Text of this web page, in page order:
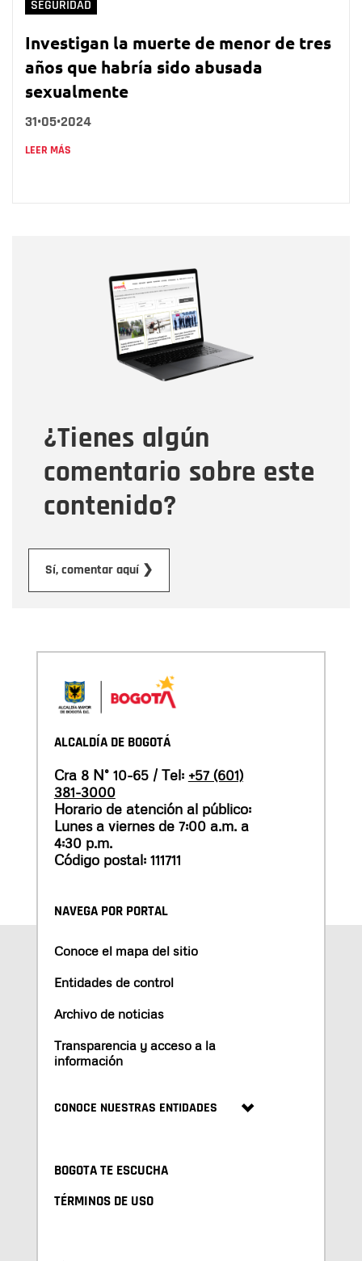
SEGURIDAD
Investigan la muerte de menor de tres
años que habría sido abusada
sexualmente
31•05•2024
LEER MÁS
¿Tienes algún
comentario sobre este
contenido?
Sí, comentar aquí ❯
Correo electrónico
Tipo de comentario
Mensaje
ALCALDÍA DE BOGOTÁ
Cra 8 N° 10-65 / Tel: +57 (601)
381-3000
Horario de atención al público:
Lunes a viernes de 7:00 a.m. a
4:30 p.m.
Código postal: 111711
NAVEGA POR PORTAL
Conoce el mapa del sitio
Entidades de control
Archivo de noticias
Transparencia y acceso a la
información
CONOCE NUESTRAS ENTIDADES
BOGOTA TE ESCUCHA
TÉRMINOS DE USO